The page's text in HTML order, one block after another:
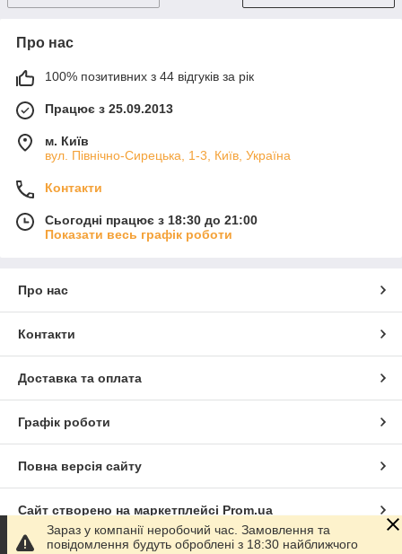
Про нас
100% позитивних з 44 відгуків за рік
Працює з 25.09.2013
м. Київ
вул. Північно-Сирецька, 1-3, Київ, Україна
Контакти
Сьогодні працює з 18:30 до 21:00
Показати весь графік роботи
Про нас
Контакти
Доставка та оплата
Графік роботи
Повна версія сайту
Сайт створено на маркетплейсі Prom.ua
Зараз у компанії неробочий час. Замовлення та
повідомлення будуть оброблені з 18:30 найближчого